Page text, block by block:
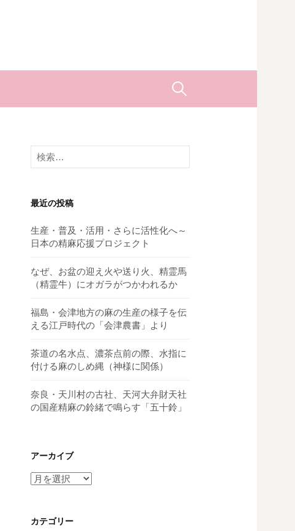
検
検
索:
最近の投稿
生産・普及・活用・さらに活性化へ～
日本の精麻応援プロジェクト
なぜ、お盆の迎え火や送り火、精霊馬
（精霊牛）にオガラがつかわれるか
福島・会津地方の麻の生産の様子を伝
える江戸時代の「会津農書」より
茶道の名水点、濃茶点前の際、水指に
付ける麻のしめ縄（神様に関係）
奈良・天川村の古社、天河大弁財天社
の国産精麻の鈴緒で鳴らす「五十鈴」
アーカイブ
ア
イ
カテゴリー